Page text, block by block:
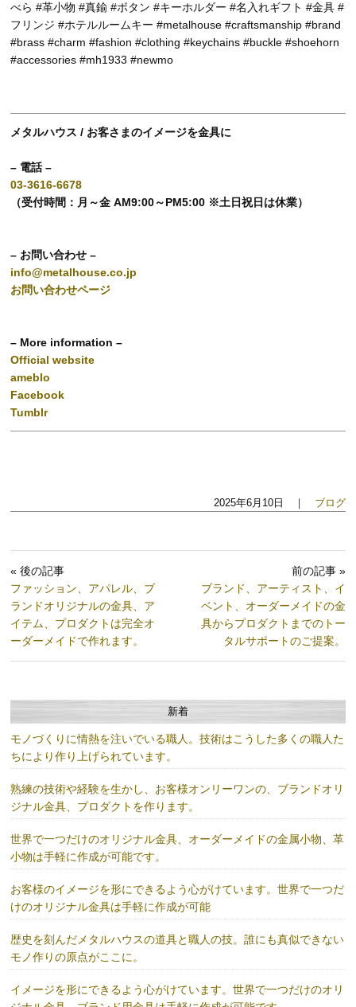
べら #革小物 #真鍮 #ボタン #キーホルダー #名入れギフト #金具 #
フリンジ #ホテルルームキー #metalhouse #craftsmanship #brand
#brass #charm #fashion #clothing #keychains #buckle #shoehorn
#accessories #mh1933 #newmo
メタルハウス / お客さまのイメージを金具に
– 電話 –
03-3616-6678
（受付時間：月～金 AM9:00～PM5:00 ※土日祝日は休業）
– お問い合わせ –
info@metalhouse.co.jp
お問い合わせページ
– More information –
Official website
ameblo
Facebook
Tumblr
2025年6月10日 ｜ ブログ
« 後の記事
ファッション、アパレル、ブ
ランドオリジナルの金具、ア
イテム、プロダクトは完全オ
ーダーメイドで作れます。
前の記事 »
ブランド、アーティスト、イ
ベント、オーダーメイドの金
具からプロダクトまでのトー
タルサポートのご提案。
新着
モノづくりに情熱を注いでいる職人。技術はこうした多くの職人た
ちにより作り上げられています。
熟練の技術や経験を生かし、お客様オンリーワンの、ブランドオリ
ジナル金具、プロダクトを作ります。
世界で一つだけのオリジナル金具、オーダーメイドの金属小物、革
小物は手軽に作成が可能です。
お客様のイメージを形にできるよう心がけています。世界で一つだ
けのオリジナル金具は手軽に作成が可能
歴史を刻んだメタルハウスの道具と職人の技。誰にも真似できない
モノ作りの原点がここに。
イメージを形にできるよう心がけています。世界で一つだけのオリ